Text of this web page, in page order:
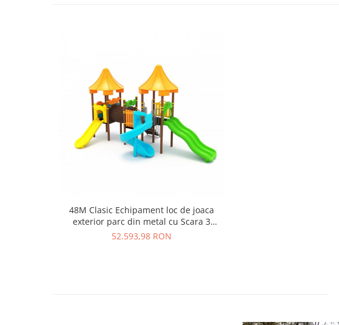
48M Clasic Echipament loc de joaca
exterior parc din metal cu Scara 3
Tobogane Activitati si Tunel
52.593,98 RON